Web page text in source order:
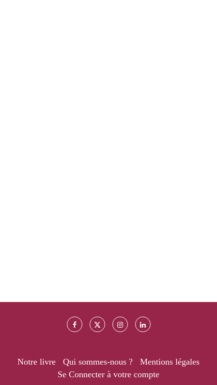
Notre livre Qui sommes-nous ?
Mentions légales
Se Connecter à votre compte